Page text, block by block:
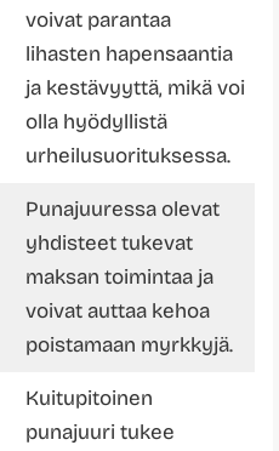
voivat parantaa
lihasten hapensaantia
ja kestävyyttä, mikä voi
olla hyödyllistä
urheilusuorituksessa.
Punajuuressa olevat
yhdisteet tukevat
maksan toimintaa ja
voivat auttaa kehoa
poistamaan myrkkyjä.
Kuitupitoinen
punajuuri tukee